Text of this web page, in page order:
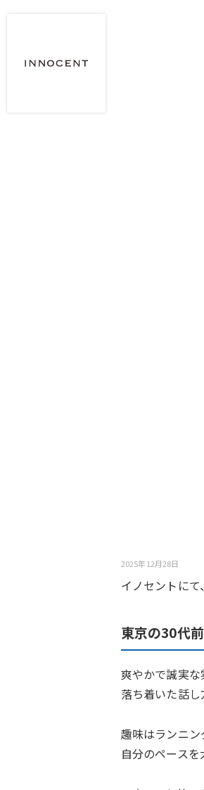
2025年12月28日
イノセントに
東京の30代
爽やかで誠実な
落ち着いた話
趣味はランニン
自分のペース